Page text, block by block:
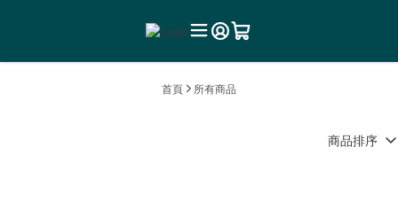
首頁 所有商品
商品排序